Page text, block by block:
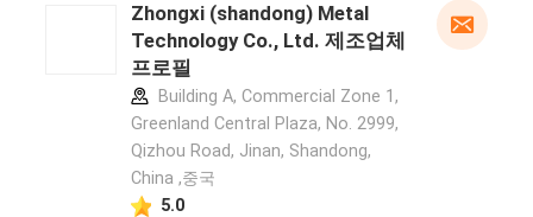
Zhongxi (shandong) Metal
Technology Co., Ltd. 제조업체
프로필
Building A, Commercial Zone 1,
Greenland Central Plaza, No. 2999,
Qizhou Road, Jinan, Shandong,
China ,중국
5.0